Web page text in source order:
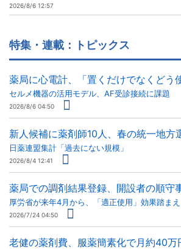
2026/8/6 12:57
特集・連載：トピックス
薬局に心電計、「置くだけでなくどう
セルメ機器の活用モデル、AF受診接続に課題
2026/8/6 04:50
新人候補に薬剤師10人、春の統一地方
日薬連盟集計「過去にない規模」
2026/8/4 12:41
薬局での調剤結果登録、開設者の順守
厚労省が来年4月から、「適正使用」効果踏まえ
2026/7/24 04:50
老健の薬剤費、服薬簡素化で月約40万